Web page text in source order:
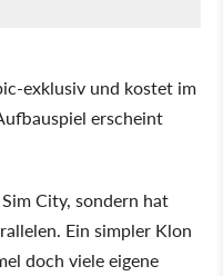
exklusiv und kostet im
erscheint
City, sondern hat
Ein simpler Klon
doch viele eigene